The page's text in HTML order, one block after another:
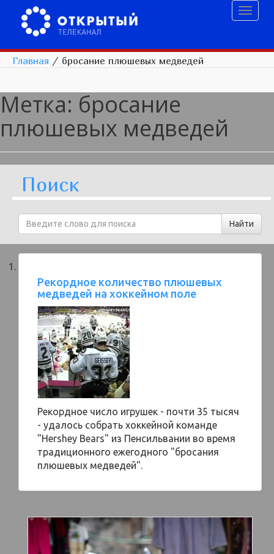
Главная / бросание плюшевых медведей
Метка: бросание
плюшевых медведей
Поиск
Рекордное количество плюшевых
медведей на хоккейном поле
Рекордное число игрушек - почти 35 тысяч
- удалось собрать хоккейной команде
"Hershey Bears" из Пенсильвании во время
традиционного ежегодного "бросания
плюшевых медведей".